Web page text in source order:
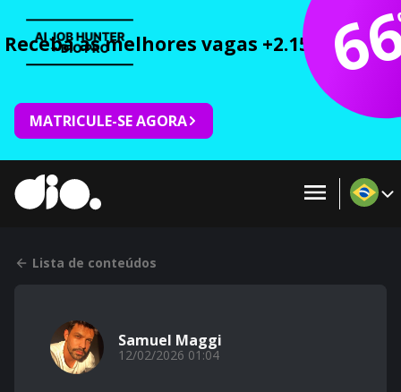
Receba as melhores vagas +2.150 cursos
MATRICULE-SE AGORA
Lista de conteúdos
Samuel Maggi
12/02/2026 01:04